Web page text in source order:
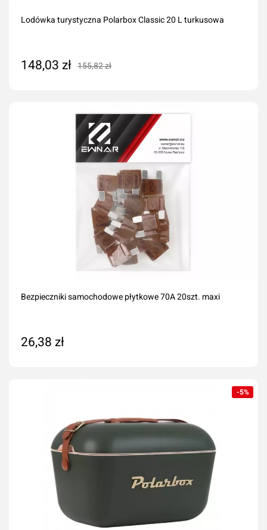
Lodówka turystyczna Polarbox Classic 20 L turkusowa
148,03 zł 155,82 zł
Bezpieczniki samochodowe płytkowe 70A 20szt. maxi
26,38 zł
-5%